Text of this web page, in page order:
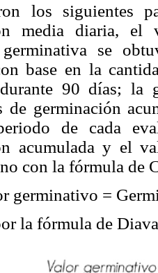
los siguientes
media diaria,
germinativa se
base en la
durante 90 días;
de germinación
de cada
acumulada y el
con la fórmula de
germinativo =
la fórmula de